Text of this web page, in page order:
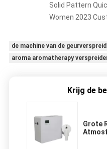
Solid Pattern
Women 2023
de machine van de
aroma aromatherapy
Krijg de
Grote